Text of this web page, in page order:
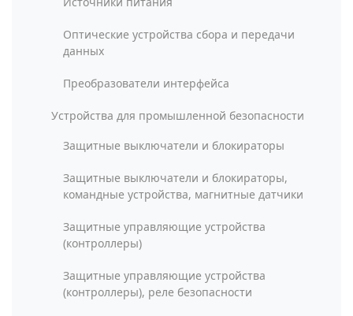
Оптические устройства сбора и передачи
данных
Преобразователи интерфейса
Устройства для промышленной безопасности
Защитные выключатели и блокираторы
Защитные выключатели и блокираторы,
командные устройства, магнитные датчики
Защитные управляющие устройства
(контроллеры)
Защитные управляющие устройства
(контроллеры), реле безопасности